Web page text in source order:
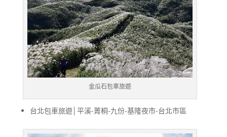
金瓜石包車旅遊
台北包車旅遊│平溪-菁桐-九份-基隆夜市-台北市區